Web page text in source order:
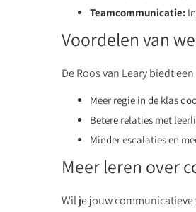
Teamcommunicatie:
Voordelen van
De Roos van Leary biedt
Meer regie in de klas
Betere relaties met
Minder escalaties en
Meer leren over
Wil je jouw communicatieve